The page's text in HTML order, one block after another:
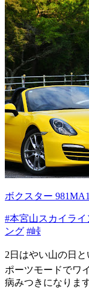
ボクスター
#本宮山スカイライ
ング #峠
2日はやい山の日
ポーツモードでワ
病みつきになりま